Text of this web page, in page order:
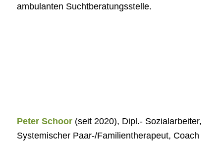
ambulanten Suchtberatungsstelle.
Peter Schoor (seit 2020), Dipl.- Sozialarbeiter,
Systemischer Paar-/Familientherapeut, Coach